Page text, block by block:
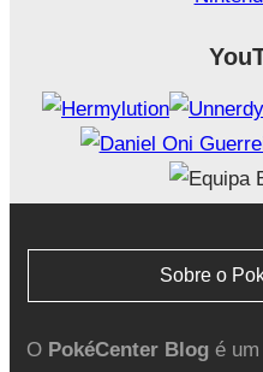
Sobre o
O PokéCenter Blogé um